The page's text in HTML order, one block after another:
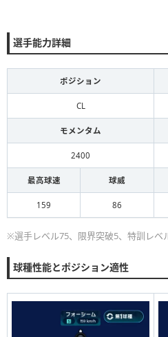
選手能力詳細
ポジション
CL
モメンタム
2400
最高球速 球威
159 86
※選手レベル75、限界突破5、特訓レベ
球種性能とポジション適性